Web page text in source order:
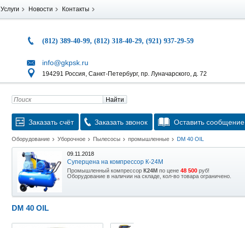
Услуги Новости Контакты
(812) 389-40-99, (812) 318-40-29, (921) 937-29-59
info@gkpsk.ru
194291 Россия, Санкт-Петербург, пр. Луначарского, д. 72
Найти
Заказать счёт Заказать звонок Оставить сообщение
Оборудование Уборочное Пылесосы промышленные DM 40 OIL
09.11.2018
Суперцена на компрессор К-24М
Промышленный компрессор К24М по цене 48 500 руб!
Оборудование в наличии на складе, кол-во товара ограничено.
15.10.2018
DM 40 OIL